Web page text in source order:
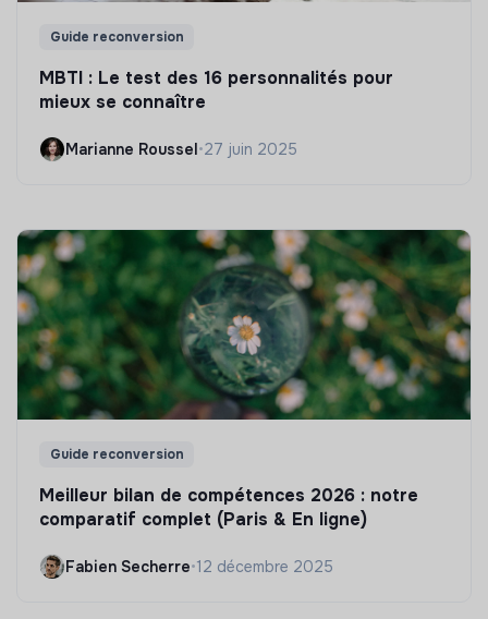
Guide reconversion
MBTI : Le test des 16 personnalités pour
mieux se connaître
Marianne Roussel•27 juin 2025
Guide reconversion
Meilleur bilan de compétences 2026 : notre
comparatif complet (Paris & En ligne)
Fabien Secherre•12 décembre 2025